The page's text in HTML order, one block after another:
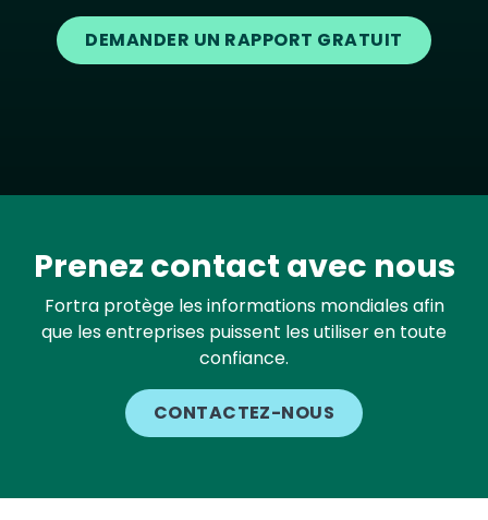
DEMANDER UN RAPPORT GRATUIT
Prenez contact avec nous
Fortra protège les informations mondiales afin
que les entreprises puissent les utiliser en toute
confiance.
CONTACTEZ-NOUS